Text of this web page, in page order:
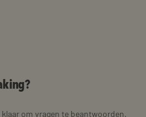
om vragen te beantwoorden.